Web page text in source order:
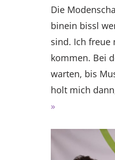
Die
binein bissl
sind. Ich freue
kommen. Bei
warten, bis
holt mich
»